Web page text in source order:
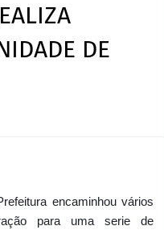
DE
encaminhou vários
para uma serie de